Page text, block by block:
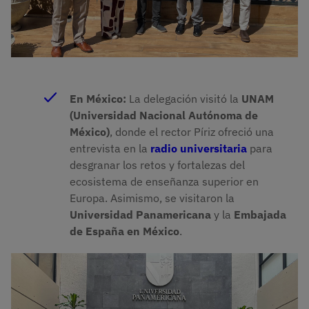
En México: La delegación visitó la UNAM
(Universidad Nacional Autónoma de
México), donde el rector Píriz ofreció una
entrevista en la radio universitaria para
desgranar los retos y fortalezas del
ecosistema de enseñanza superior en
Europa. Asimismo, se visitaron la
Universidad Panamericana y la Embajada
de España en México.
Imagen